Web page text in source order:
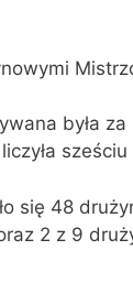
była
się 48
2 z 9